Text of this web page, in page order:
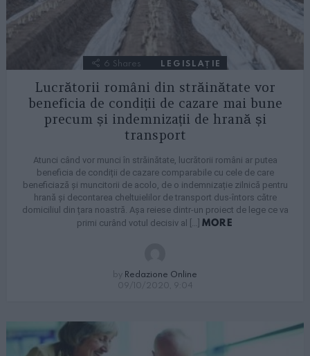
6 Shares LEGISLAȚIE
Lucrătorii români din străinătate vor
beneficia de condiții de cazare mai bune
precum și indemnizații de hrană și
transport
Atunci când vor munci în străinătate, lucrătorii români ar putea
beneficia de condiții de cazare comparabile cu cele de care
beneficiază și muncitorii de acolo, de o indemnizație zilnică pentru
hrană și decontarea cheltuielilor de transport dus-întors către
domiciliul din țara noastră. Așa reiese dintr-un proiect de lege ce va
primi curând votul decisiv al […] MORE
by Redazione Online
09/10/2020, 9:04